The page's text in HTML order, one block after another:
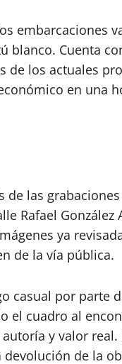
embarcaciones
blanco. Cuenta
de los actuales
en una
las
Rafael González
ya
de la vía pública.
casual por parte
el cuadro al
y valor real.
de la